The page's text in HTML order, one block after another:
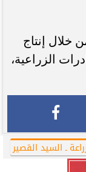
خلال إنتاج
الزراعية،
ـ السيد القصير
بيزيرا.. واللاعب